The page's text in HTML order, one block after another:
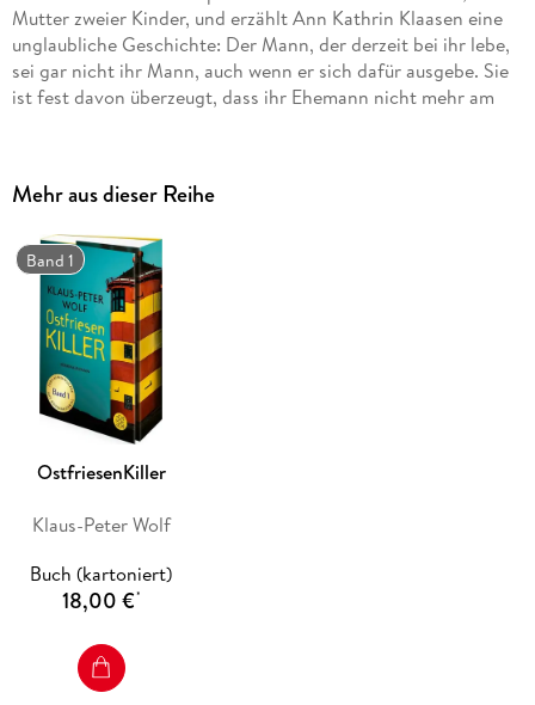
Mutter zweier Kinder, und erzählt Ann Kathrin Klaasen eine
unglaubliche Geschichte: Der Mann, der derzeit bei ihr lebe,
sei gar nicht ihr Mann, auch wenn er sich dafür ausgebe. Sie
ist fest davon überzeugt, dass ihr Ehemann nicht mehr am
einiges Kopfzerbrechen: Sie hat keine Leiche und keine
Zeugen. Und doch will sie dieser zutiefst verunsicherten Frau
helfen. Als am nächsten Tag die Leiche einer jungen Frau auf
den Bahngleisen gefunden wird, stellen sich viele Fragen
ganz neu.
Im 19. Fall für Ann Kathrin Klaasen geht es um ein perfides,
kaltblütiges Spiel mit der wahren Identität eines Menschen.
Wer ist hier wer oder wer spielt welches tödliche Spiel?
»Schreiben ist mein Hobby, meine größte Leidenschaft, mein
Glück. « Klaus-Peter Wolf im Interview mit Aike Sebastian
Ruhr, NWZ
Mehr aus dieser Reihe
Band 1
OstfriesenKiller
Klaus-Peter Wolf
Buch (kartoniert)
18,00 €*